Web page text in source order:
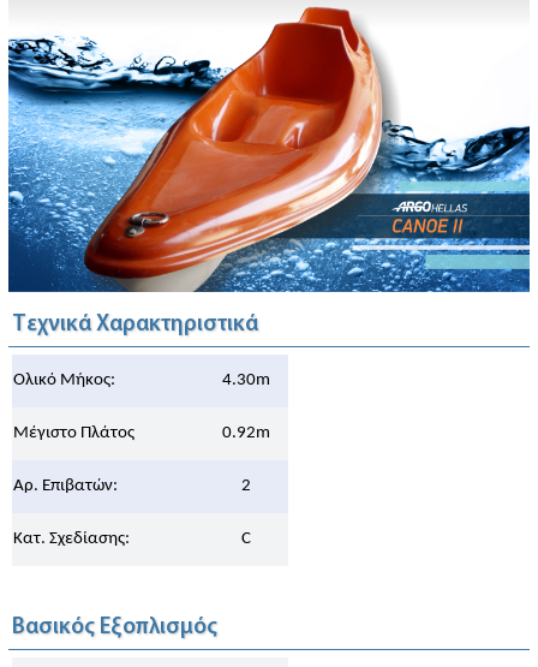
Τεχνικά Χαρακτηριστικά
Ολικό Μήκος: 4.30m
Μέγιστο Πλάτος 0.92m
Αρ. Επιβατών: 2
Κατ. Σχεδίασης: C
Βασικός Εξοπλισμός